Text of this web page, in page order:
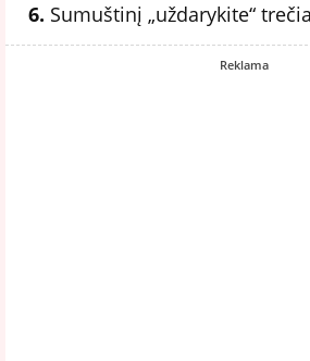
6. Sumuštinį „uždarykite“
Reklama